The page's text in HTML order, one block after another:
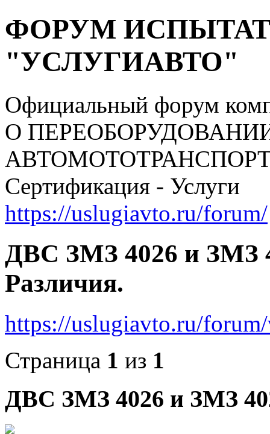
ФОРУМ
"УСЛУГИАВТО"
Официальный форум
О
Сертификация - Услуги
https://uslugiavto.ru/forum/
ДВС ЗМЗ 4026 и ЗМЗ
Различия.
https://uslugiavto.ru/
Страница 1 из 1
ДВС ЗМЗ 4026 и ЗМЗ